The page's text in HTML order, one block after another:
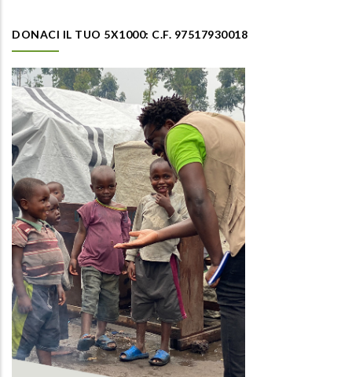
DONACI IL TUO 5X1000: C.F. 97517930018